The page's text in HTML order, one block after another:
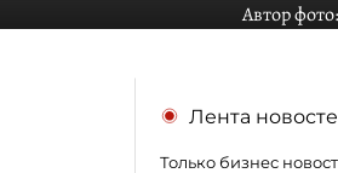
Автор фото:
Лента
Только бизнес